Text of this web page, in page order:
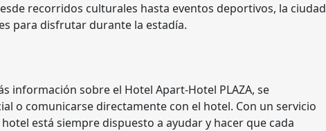
recorridos culturales hasta eventos deportivos, la ciudad
para disfrutar durante la estadía.
información sobre el Hotel Apart-Hotel PLAZA, se
o comunicarse directamente con el hotel. Con un servicio
está siempre dispuesto a ayudar y hacer que cada